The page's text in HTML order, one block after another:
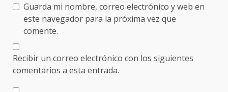
Guarda mi nombre, correo electrónico y web en
este navegador para la próxima vez que
comente.
Recibir un correo electrónico con los siguientes
comentarios a esta entrada.